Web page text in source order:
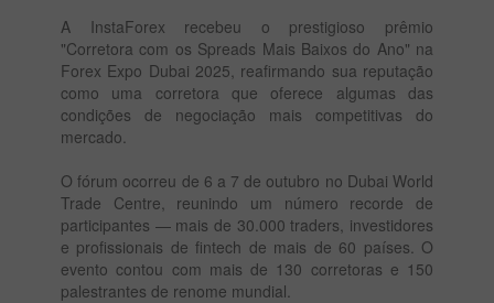
A InstaForex recebeu o prestigioso prêmio
"Corretora com os Spreads Mais Baixos do Ano" na
Forex Expo Dubai 2025, reafirmando sua reputação
como uma corretora que oferece algumas das
condições de negociação mais competitivas do
mercado.
O fórum ocorreu de 6 a 7 de outubro no Dubai World
Trade Centre, reunindo um número recorde de
participantes — mais de 30.000 traders, investidores
e profissionais de fintech de mais de 60 países. O
evento contou com mais de 130 corretoras e 150
palestrantes de renome mundial.